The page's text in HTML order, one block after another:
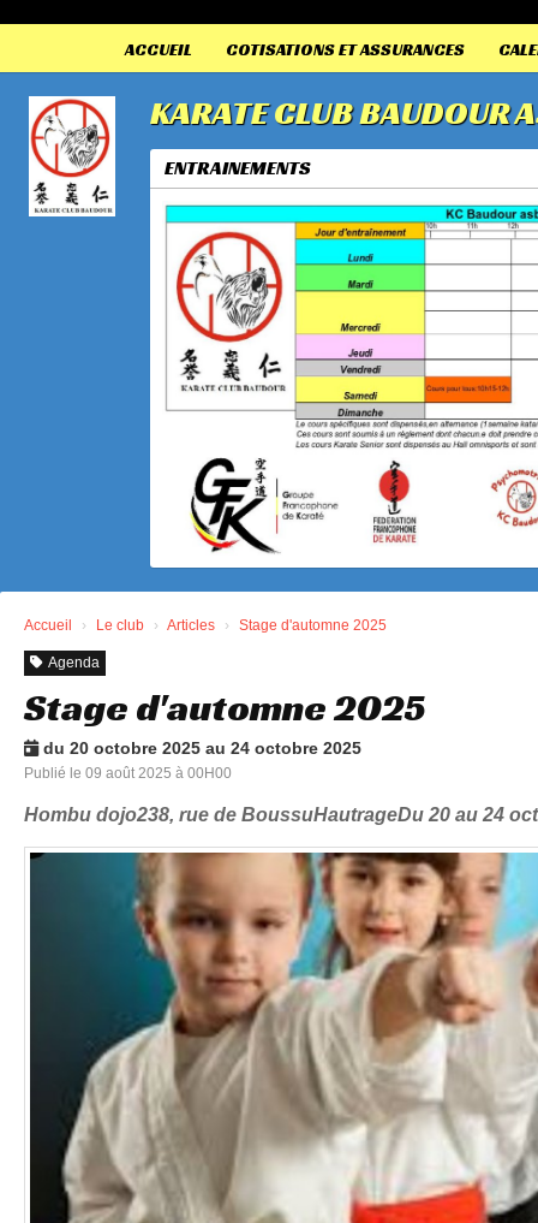
ACCUEIL COTISATIONS ET ASSURANCES
KARATE CLUB BAUDOUR
ENTRAINEMENTS
Accueil Le club Articles Stage d'automne 2025
Agenda
Stage d'automne 2025
du 20 octobre 2025 au 24 octobre 2025
Publié le 09 août 2025 à 00H00
Hombu dojo238, rue de BoussuHautrageDu 20 au 24